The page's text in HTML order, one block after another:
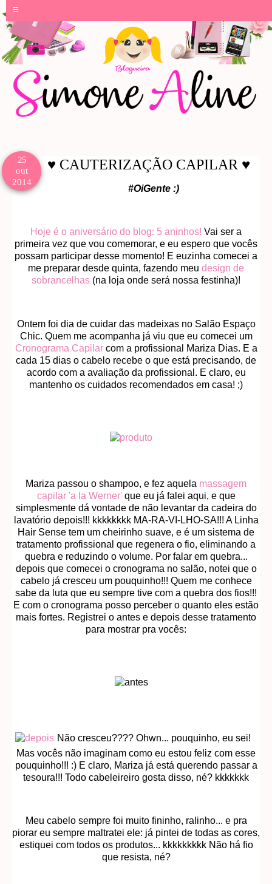
≡
25
out
2014
♥ CAUTERIZAÇÃO CAPILAR ♥
#OiGente :)
Hoje é o aniversário do blog: 5 aninhos! Vai ser a
primeira vez que vou comemorar, e eu espero que vocês
possam participar desse momento! E euzinha comecei a
me preparar desde quinta, fazendo meu design de
sobrancelhas (na loja onde será nossa festinha)!
Ontem foi dia de cuidar das madeixas no Salão Espaço
Chic. Quem me acompanha já viu que eu comecei um
Cronograma Capilarcom a profissional Mariza Dias. E a
cada 15 dias o cabelo recebe o que está precisando, de
acordo com a avaliação da profissional. E claro, eu
mantenho os cuidados recomendados em casa! ;)
Mariza passou o shampoo, e fez aquela massagem
capilar 'a la Werner' que eu já falei aqui, e que
simplesmente dá vontade de não levantar da cadeira do
lavatório depois!!! kkkkkkkk MA-RA-VI-LHO-SA!!! A Linha
Hair Sense tem um cheirinho suave, e é um sistema de
tratamento profissional que regenera o fio, eliminando a
quebra e reduzindo o volume. Por falar em quebra...
depois que comecei o cronograma no salão, notei que o
cabelo já cresceu um pouquinho!!! Quem me conhece
sabe da luta que eu sempre tive com a quebra dos fios!!!
E com o cronograma posso perceber o quanto eles estão
mais fortes. Registrei o antes e depois desse tratamento
para mostrar pra vocês:
Não cresceu???? Ohwn... pouquinho, eu sei!
Mas vocês não imaginam como eu estou feliz com esse
pouquinho!!! :) E claro, Mariza já está querendo passar a
tesoura!!! Todo cabeleireiro gosta disso, né? kkkkkkk
Meu cabelo sempre foi muito fininho, ralinho... e pra
piorar eu sempre maltratei ele: já pintei de todas as cores,
estiquei com todos os produtos... kkkkkkkkk Não há fio
que resista, né?